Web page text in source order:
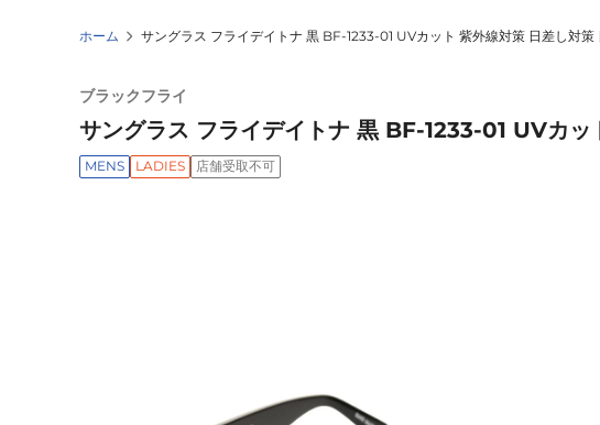
ホーム サングラス フライデイトナ 黒 BF-1233-01 UVカット 紫外線対策 日差し対策
ブラックフライ
サングラス フライデイトナ 黒 BF-1233-01 UVカ
MENS LADIES 店舗受取不可